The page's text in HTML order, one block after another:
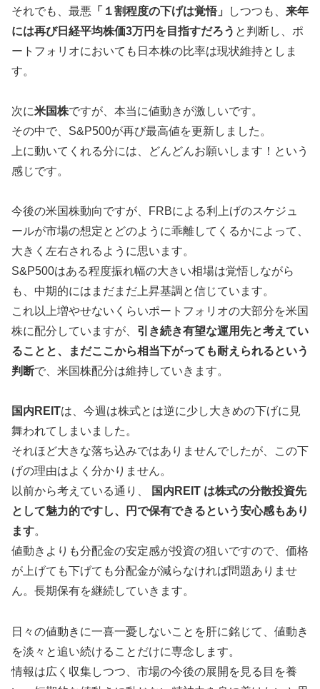
それでも、最悪 「１割程度の下げは覚悟」 しつつも、 来年
には再び日経平均株価3万円を目指すだろう と判断し、ポ
ートフォリオにおいても日本株の比率は現状維持としま
す。
次に米国株ですが、本当に値動きが激しいです。
その中で、S&P500が再び最高値を更新しました。
上に動いてくれる分には、どんどんお願いします！という
感じです。
今後の米国株動向ですが、FRBによる利上げのスケジュ
ールが市場の想定とどのように乖離してくるかによって、
大きく左右されるように思います。
S&P500はある程度振れ幅の大きい相場は覚悟しながら
も、中期的にはまだまだ上昇基調と信じています。
これ以上増やせないくらいポートフォリオの大部分を米国
株に配分していますが、 引き続き有望な運用先と考えてい
ることと、まだここから相当下がっても耐えられるという
判断で、米国株配分は維持していきます。
国内REITは、今週は株式とは逆に少し大きめの下げに見
舞われてしまいました。
それほど大きな落ち込みではありませんでしたが、この下
げの理由はよく分かりません。
以前から考えている通り、
国内REIT は株式の分散投資先
として魅力的ですし、円で保有できるという安心感もあり
ます。
値動きよりも分配金の安定感が投資の狙いですので、価格
が上げても下げても分配金が減らなければ問題ありませ
ん。長期保有を継続していきます。
日々の値動きに一喜一憂しないことを肝に銘じて、値動き
を淡々と追い続けることだけに専念します。
情報は広く収集しつつ、市場の今後の展開を見る目を養